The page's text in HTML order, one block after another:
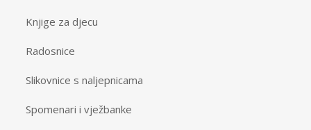
Knjige za djecu
Radosnice
Slikovnice s naljepnicama
Spomenari i vježbanke